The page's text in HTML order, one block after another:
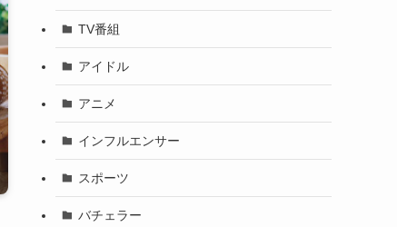
TV番組
アイドル
アニメ
インフルエンサー
スポーツ
バチェラー